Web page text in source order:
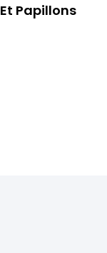
Papillons